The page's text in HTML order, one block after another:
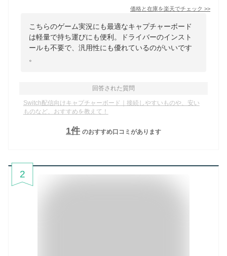
価格と在庫を楽天でチェック >>
こちらのゲーム実況にも最適なキャプチャーボード
は軽量で持ち運びにも便利。ドライバーのインスト
ールも不要で、汎用性にも優れているのがいいです
。
回答された質問
Switch配信向けキャプチャーボード｜接続しやすいものや、安い
ものなど、おすすめを教えて！
1件 のおすすめ口コミがあります
2